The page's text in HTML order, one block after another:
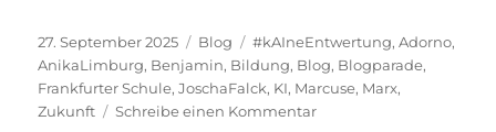
Veröffentlicht
am
27. September 2025 Kategorien
Blog Schlagwörter
#kAIneEntwertung,Adorno,
AnikaLimburg, Benjamin, Bildung, Blog, Blogparade,
Frankfurter Schule,JoschaFalck, KI, Marcuse, Marx,
Zukunft
Schreibe einen Kommentarzu